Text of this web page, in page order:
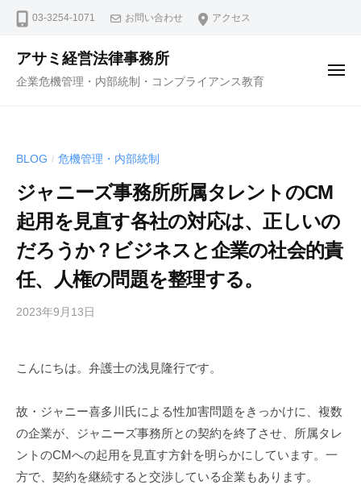
03-3254-1071 お問い合わせ アクセス
アサミ経営法律事務所
企業危機管理・内部統制・コンプライアンス教育
メ
BLOG / 危機管理・内部統制
ジャニーズ事務所所属タレントのCM
起用を見直す各社の対応は、正しいの
だろうか？ビジネスと企業の社会的責
任、人権の問題を整理する。
2023年9月13日
護
浅
見
隆
こんにちは。弁護士の浅見隆行です。
故・ジャニー喜多川氏による性加害問題をきっかけに、複数
の企業が、ジャニーズ事務所との契約を終了させ、所属タレ
ントのCMへの起用を見直す方針を明らかにしています。一
方で、契約を継続すると交渉している企業もあります。